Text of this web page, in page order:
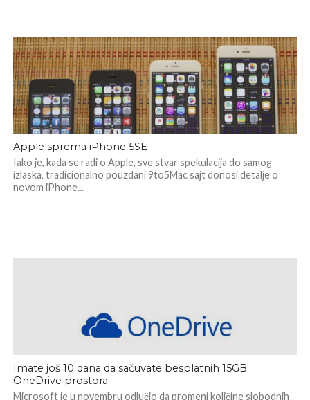
Apple sprema iPhone 5SE
Iako je, kada se radi o Apple, sve stvar spekulacija do samog
izlaska, tradicionalno pouzdani 9to5Mac sajt donosi detalje o
novom iPhone...
Imate još 10 dana da sačuvate besplatnih 15GB
OneDrive prostora
Microsoft je u novembru odlučio da promeni količine slobodnih